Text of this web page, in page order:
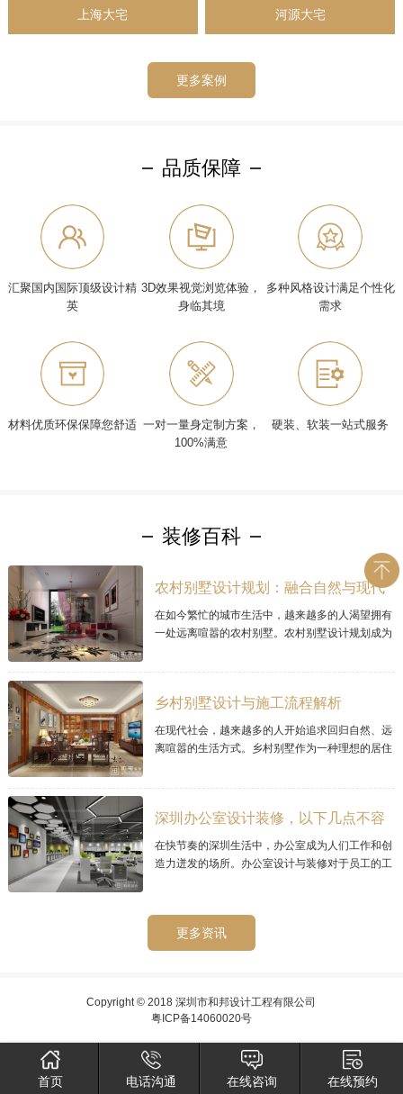
上海大宅 河源大宅
更多案例
品质保障
汇聚国内国际顶级设计精
英
3D效果视觉浏览体验，
身临其境
多种风格设计满足个性化
需求
材料优质环保保障您舒适 一对一量身定制方案，
100%满意
硬装、软装一站式服务
装修百科
农村别墅设计规划：融合自然与现代
的理想家居
在如今繁忙的城市生活中，越来越多的人渴望拥有
一处远离喧嚣的农村别墅。农村别墅设计规划成为
乡村别墅设计与施工流程解析
在现代社会，越来越多的人开始追求回归自然、远
离喧嚣的生活方式。乡村别墅作为一种理想的居住
深圳办公室设计装修，以下几点不容
忽视的
在快节奏的深圳生活中，办公室成为人们工作和创
造力迸发的场所。办公室设计与装修对于员工的工
更多资讯
Copyright © 2018 深圳市和邦设计工程有限公司
粤ICP备14060020号
首页 电话沟通 在线咨询 在线预约